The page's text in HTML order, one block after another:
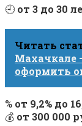
🕘 от 3 до 30
Читать
Махачкале
оформить
% от 9,2% до
💰 от 300 000